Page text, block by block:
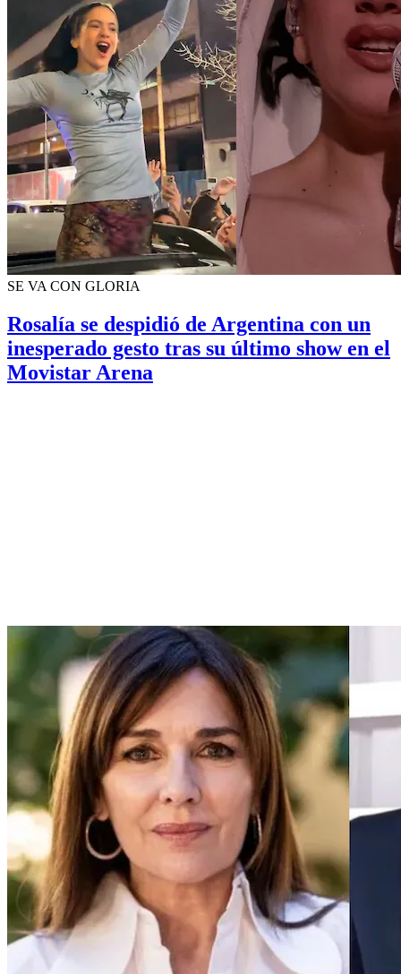
SE VA CON GLORIA
Rosalía se despidió de Argentina con un
inesperado gesto tras su último show en el
Movistar Arena